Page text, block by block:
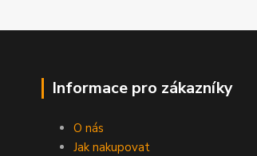
Informace pro zákazníky
O nás
Jak nakupovat